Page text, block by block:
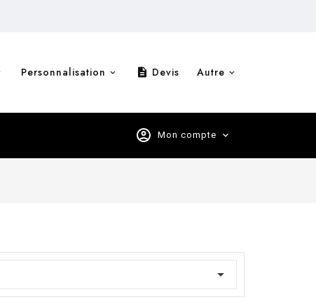
Personnalisation description Devis Autre
account_circle Mon compte expand_more
